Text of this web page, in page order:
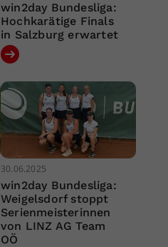
win2day Bundesliga:
Hochkarätige Finals
in Salzburg erwartet
30.06.2025
win2day Bundesliga:
Weigelsdorf stoppt
Serienmeisterinnen
von LINZ AG Team
OÖ